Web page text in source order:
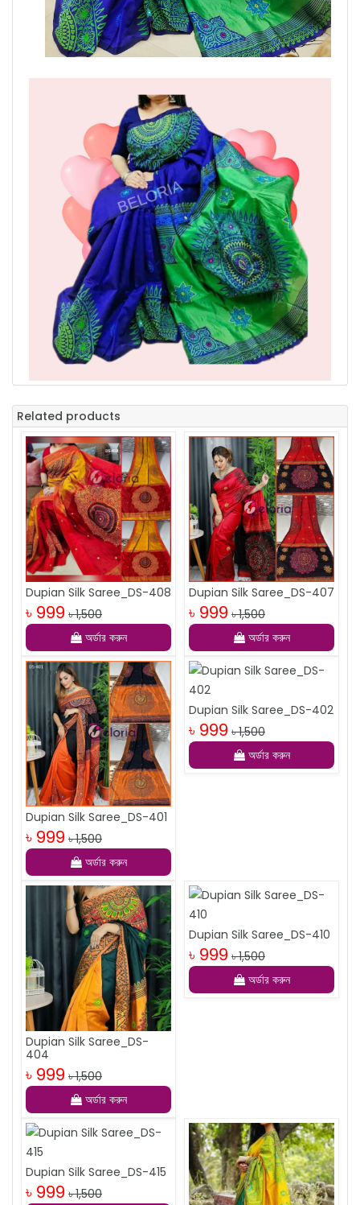
Related products
Dupian Silk Saree_DS-408
৳ 999 ৳ 1,500
অর্ডার করুন
Dupian Silk Saree_DS-407
৳ 999 ৳ 1,500
অর্ডার করুন
Dupian Silk Saree_DS-401
৳ 999 ৳ 1,500
অর্ডার করুন
Dupian Silk Saree_DS-402
৳ 999 ৳ 1,500
অর্ডার করুন
Dupian Silk Saree_DS-
404
৳ 999 ৳ 1,500
অর্ডার করুন
Dupian Silk Saree_DS-410
৳ 999 ৳ 1,500
অর্ডার করুন
Dupian Silk Saree_DS-415
৳ 999 ৳ 1,500